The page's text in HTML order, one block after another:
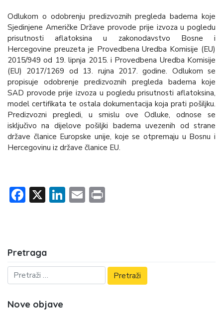
Odlukom o odobrenju predizvoznih pregleda badema koje
Sjedinjene Američke Države provode prije izvoza u pogledu
prisutnosti aflatoksina u zakonodavstvo Bosne i
Hercegovine preuzeta je Provedbena Uredba Komisije (EU)
2015/949 оd 19. lipnja 2015. i Provedbena Uredba Komisije
(EU) 2017/1269 оd 13. rujna 2017. godine. Odlukom se
propisuje odobrenje predizvoznih pregleda badema koje
SAD provode prije izvoza u pogledu prisutnosti aflatoksina,
model certifikata te ostala dokumentacija koja prati pošiljku.
Predizvozni pregledi, u smislu ove Odluke, odnose se
isključivo na dijelove pošiljki badema uvezenih od strane
države članice Europske unije, koje se otpremaju u Bosnu i
Hercegovinu iz države članice EU.
Facebook
X LinkedIn
Email
Pretraga
Nove objave